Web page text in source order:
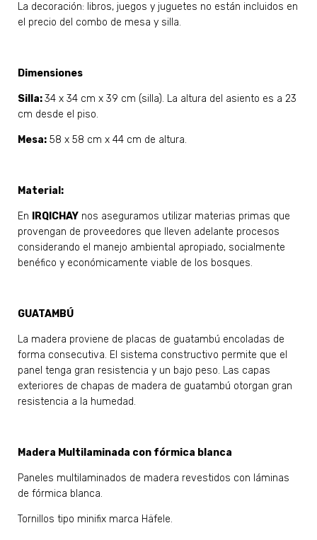
La decoración: libros, juegos y juguetes no están incluidos en
el precio del combo de mesa y silla.
Dimensiones
Silla:34 x 34 cm x 39 cm (silla). La altura del asiento es a 23
cm desde el piso.
Mesa: 58 x 58 cm x 44 cm de altura.
Material:
En IRQICHAY nos aseguramos utilizar materias primas que
provengan de proveedores que lleven adelante procesos
considerando el manejo ambiental apropiado, socialmente
benéfico y económicamente viable de los bosques.
GUATAMBÚ
La madera proviene de placas de guatambú encoladas de
forma consecutiva. El sistema constructivo permite que el
panel tenga gran resistencia y un bajo peso. Las capas
exteriores de chapas de madera de guatambú otorgan gran
resistencia a la humedad.
Madera Multilaminada con fórmica blanca
Paneles multilaminados de madera revestidos con láminas
de fórmica blanca.
Tornillos tipo minifix marca Häfele.